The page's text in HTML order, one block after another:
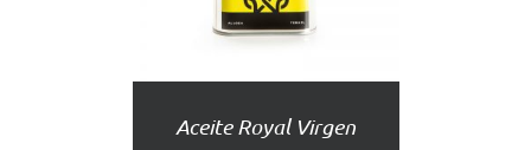
DETALLES
Aceite Royal Virgen